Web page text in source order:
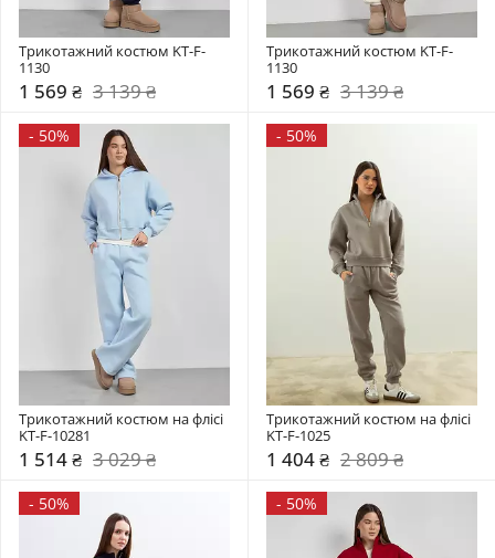
Трикотажний костюм KT-F-
1130
1 569 ₴ 3 139 ₴
Трикотажний костюм KT-F-
1130
1 569 ₴ 3 139 ₴
- 50%
Трикотажний костюм на флісі
KT-F-10281
1 514 ₴ 3 029 ₴
- 50%
Трикотажний костюм на флісі
KT-F-1025
1 404 ₴ 2 809 ₴
- 50% - 50%